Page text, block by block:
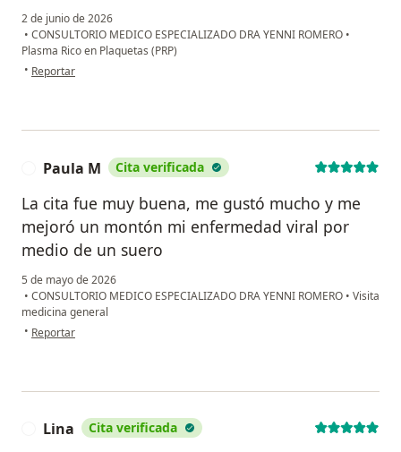
2 de junio de 2026
• CONSULTORIO MEDICO ESPECIALIZADO DRA YENNI ROMERO •
Plasma Rico en Plaquetas (PRP)
• en opinión del usuario Benilda
Reportar
Paula M Cita verificada
La cita fue muy buena, me gustó mucho y me
mejoró un montón mi enfermedad viral por
medio de un suero
5 de mayo de 2026
• CONSULTORIO MEDICO ESPECIALIZADO DRA YENNI ROMERO • Visita
medicina general
• en opinión del usuario Paula M
Reportar
Lina Cita verificada